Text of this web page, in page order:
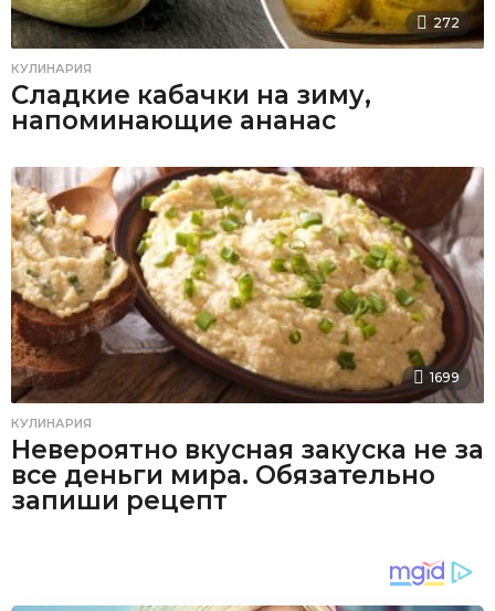
272
КУЛИНАРИЯ
Сладкие кабачки на зиму,
напоминающие ананас
1699
КУЛИНАРИЯ
Невероятно вкусная закуска не за
все деньги мира. Обязательно
запиши рецепт